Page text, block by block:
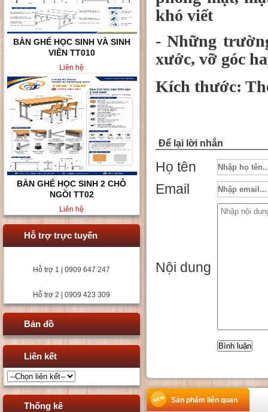
BÀN GHẾ HỌC SINH VÀ SINH
VIÊN TT010
Liên hệ
BÀN GHẾ HỌC SINH 2 CHỖ
NGỒI TT02
Liên hệ
Hỗ trợ trực tuyến
Hỗ trợ 1 | 0909 647 247
Hỗ trợ 2 | 0909 423 309
Bản đồ
Liên kết
Thống kê
khó viết
- Những
xước, vỡ góc
Kích thước:
Để lại lời nhắn
Họ tên
Email
Nội dung
Sản phẩm liên quan